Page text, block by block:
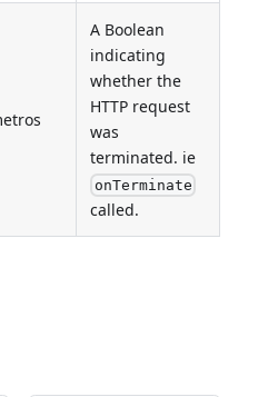
A Boolean
indicating
whether the
HTTP request
was
terminated. ie
onTerminate
called.